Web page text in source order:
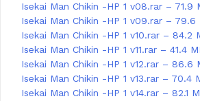
Isekai Man Chikin -HP 1 v08.rar – 71.9
Isekai Man Chikin -HP 1 v09.rar – 79.6
Isekai Man Chikin -HP 1 v10.rar – 84.2
Isekai Man Chikin -HP 1 v11.rar – 41.4
Isekai Man Chikin -HP 1 v12.rar – 86.6
Isekai Man Chikin -HP 1 v13.rar – 70.4
Isekai Man Chikin -HP 1 v14.rar – 82.1